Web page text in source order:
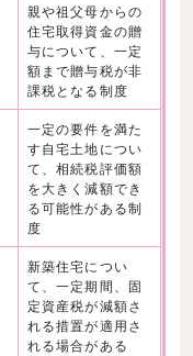
親や祖父母からの
住宅取得資金の贈
与について、一定
額まで贈与税が非
課税となる制度
一定の要件を満た
す自宅土地につい
て、相続税評価額
を大きく減額でき
る可能性がある制
度
新築住宅につい
て、一定期間、固
定資産税が減額さ
れる措置が適用さ
れる場合がある